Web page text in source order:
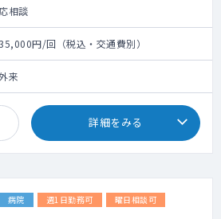
応相談
円/回（税込・交通費別）
来
詳細をみる
病院 週1日勤務可 曜日相談可